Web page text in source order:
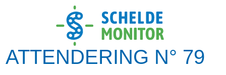
ATTENDERING N°